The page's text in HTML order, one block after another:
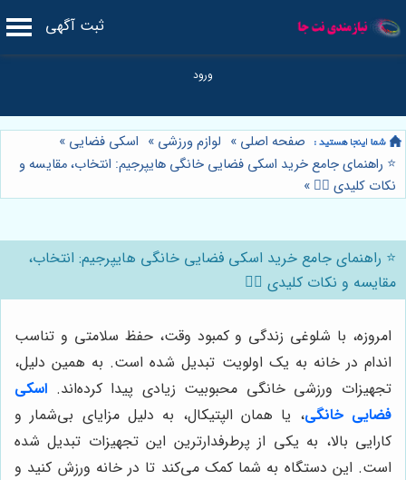
ثبت آگهی
صفحه اصلی » لوازم ورزشی » اسکی فضایی »
⭐️ راهنمای جامع خرید اسکی فضایی خانگی هایپرجیم: انتخاب، مقایسه و
نکات کلیدی 🏃‍♀️ »
⭐️ راهنمای جامع خرید اسکی فضایی خانگی هایپرجیم: انتخاب،
مقایسه و نکات کلیدی 🏃‍♀️
امروزه، با شلوغی زندگی و کمبود وقت، حفظ سلامتی و تناسب
اندام در خانه به یک اولویت تبدیل شده است. به همین دلیل،
تجهیزات ورزشی خانگی محبوبیت زیادی پیدا کرده‌اند. اسکی
فضایی خانگی، یا همان الپتیکال، به دلیل مزایای بی‌شمار و
کارایی بالا، به یکی از پرطرفدارترین این تجهیزات تبدیل شده
است. این دستگاه به شما کمک می‌کند تا در خانه ورزش کنید و